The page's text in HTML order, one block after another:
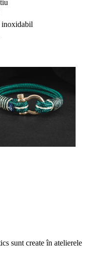
sunt create în atelierele